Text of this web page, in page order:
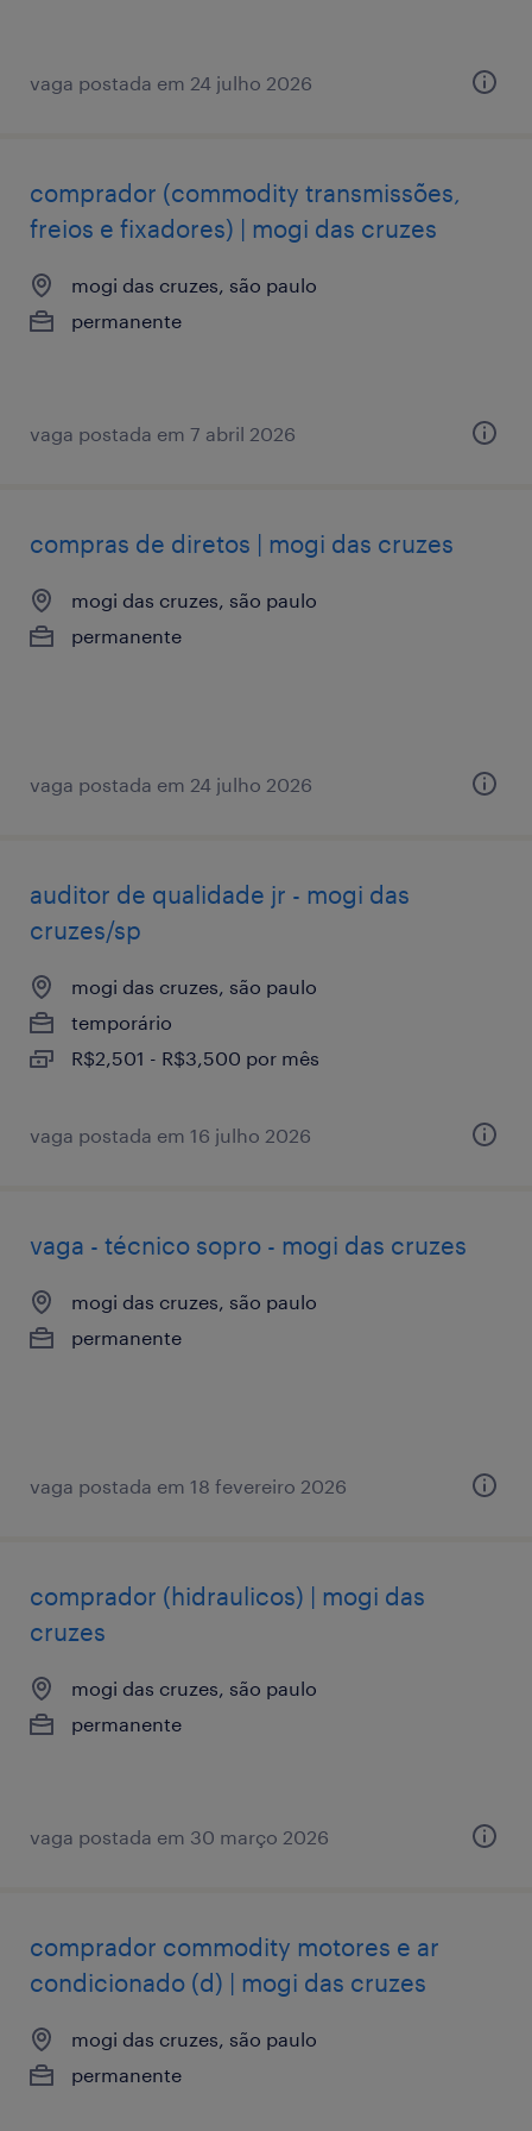
vaga postada em 24 julho 2026
comprador (commodity transmissões,
freios e fixadores) | mogi das cruzes
mogi das cruzes, são paulo
permanente
vaga postada em 7 abril 2026
compras de diretos | mogi das cruzes
mogi das cruzes, são paulo
permanente
vaga postada em 24 julho 2026
auditor de qualidade jr - mogi das
cruzes/sp
mogi das cruzes, são paulo
temporário
R$2,501 - R$3,500 por mês
vaga postada em 16 julho 2026
vaga - técnico sopro - mogi das cruzes
mogi das cruzes, são paulo
permanente
vaga postada em 18 fevereiro 2026
comprador (hidraulicos) | mogi das
cruzes
mogi das cruzes, são paulo
permanente
vaga postada em 30 março 2026
comprador commodity motores e ar
condicionado (d) | mogi das cruzes
mogi das cruzes, são paulo
permanente